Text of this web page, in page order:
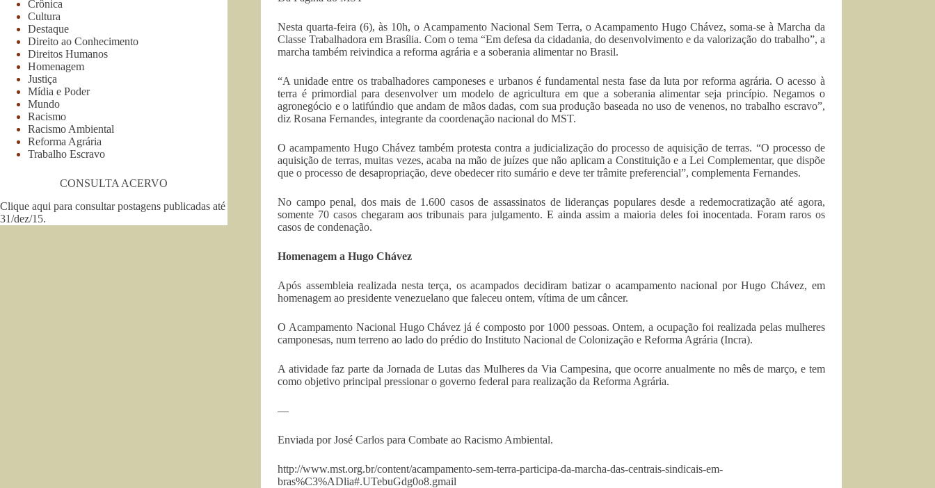
Nesta quarta-feira (6), às 10h, o Acampamento Nacional Sem Terra, o Acampamento Hugo Chávez, soma-se à Marcha da
Classe Trabalhadora em Brasília. Com o tema “Em defesa da cidadania, do desenvolvimento e da valorização do trabalho”, a
marcha também reivindica a reforma agrária e a soberania alimentar no Brasil.
“A unidade entre os trabalhadores camponeses e urbanos é fundamental nesta fase da luta por reforma agrária. O acesso à
terra é primordial para desenvolver um modelo de agricultura em que a soberania alimentar seja princípio. Negamos o
agronegócio e o latifúndio que andam de mãos dadas, com sua produção baseada no uso de venenos, no trabalho escravo”,
diz Rosana Fernandes, integrante da coordenação nacional do MST.
O acampamento Hugo Chávez também protesta contra a judicialização do processo de aquisição de terras. “O processo de
aquisição de terras, muitas vezes, acaba na mão de juízes que não aplicam a Constituição e a Lei Complementar, que dispõe
que o processo de desapropriação, deve obedecer rito sumário e deve ter trâmite preferencial”, complementa Fernandes.
No campo penal, dos mais de 1.600 casos de assassinatos de lideranças populares desde a redemocratização até agora,
somente 70 casos chegaram aos tribunais para julgamento. E ainda assim a maioria deles foi inocentada. Foram raros os
casos de condenação.
Homenagem a Hugo Chávez
Após assembleia realizada nesta terça, os acampados decidiram batizar o acampamento nacional por Hugo Chávez, em
homenagem ao presidente venezuelano que faleceu ontem, vítima de um câncer.
O Acampamento Nacional Hugo Chávez já é composto por 1000 pessoas. Ontem, a ocupação foi realizada pelas mulheres
camponesas, num terreno ao lado do prédio do Instituto Nacional de Colonização e Reforma Agrária (Incra).
A atividade faz parte da Jornada de Lutas das Mulheres da Via Campesina, que ocorre anualmente no mês de março, e tem
como objetivo principal pressionar o governo federal para realização da Reforma Agrária.
—
Enviada por José Carlos para Combate ao Racismo Ambiental.
http://www.mst.org.br/content/acampamento-sem-terra-participa-da-marcha-das-centrais-sindicais-em-
bras%C3%ADlia#.UTebuGdg0o8.gmail
Crônica
Cultura
Destaque
Direito ao Conhecimento
Direitos Humanos
Homenagem
Justiça
Mídia e Poder
Mundo
Racismo
Racismo Ambiental
Reforma Agrária
Trabalho Escravo
CONSULTA ACERVO
Clique aqui para consultar postagens publicadas até
31/dez/15.